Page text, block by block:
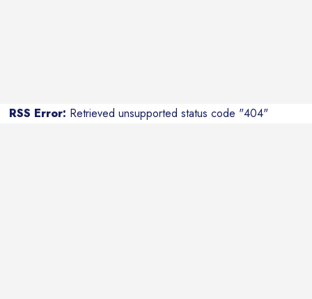
RSS Error: Retrieved unsupported status code "404"